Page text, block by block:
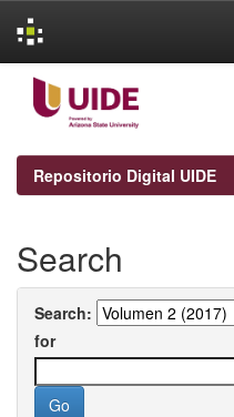
navigation
Repositorio Digital UIDE
Search
Search:
for